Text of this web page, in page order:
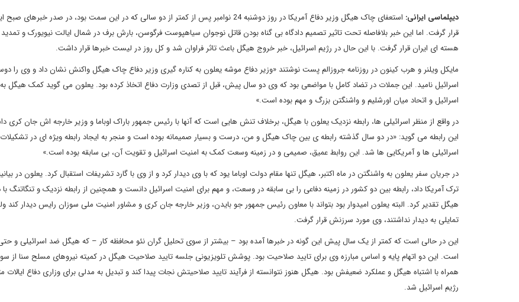
دیپلماسی ایرانی:
استعفای چاک هیگل وزیر دفاع آمریکا در روز دوشنبه 24 نوامبر پس از کمتر از دو سالی که در این سمت بود، در صدر
قرار گرفت. اما این خبر بلافاصله تحت تاثیر تصمیم دادگاه بی گناه بودن قاتل نوجوان سیاهپوست فرگوسن، بارش برف در شمال ایالت نیویورک و
هسته ای ایران قرار گرفت. با این حال در رژیم اسرائیل، خبر خروج هیگل باعث تاثر فراوان شد و کل روز در لیست خبرها قرار داشت.
مایکل ویلنر و هرب کینون در روزنامه جروزالم پست نوشتند «وزیر دفاع موشه یعلون به کناره گیری وزیر دفاع چاک هیگل واکنش نشان داد و وی را
اسرائیل نامید. این جملات در تضاد کامل با مواضعی بود که وی دو سال پیش، قبل از تصدی وزارت دفاع اتخاذ کرده بود. یعلون می گوید کمک هیگل
اسرائیل و اتحاد میان اورشلیم و واشنگتن بزرگ و مهم بوده است.»
در واقع از منظر اسرائیلی ها، رابطه نزدیک یعلون با هیگل، برخلاف تنش هایی است که آنها با رئیس جمهور باراک اوباما و وزیر خارجه اش جان کری
این رابطه می گوید: «در دو سال گذشته رابطه ی بین چاک هیگل و من، درست و بسیار صمیمانه بوده است و منجر به ایجاد رابطه ویژه ای در تشکیلات
اسرائیلی ها و آمریکایی ها شد. این روابط عمیق، صمیمی و در زمینه وسعت کمک به امنیت اسرائیل و تقویت آن، بی سابقه بوده است.»
در جریان سفر یعلون به واشنگتن در ماه اکتبر، هیگل تنها مقام دولت اوباما یود که با وی دیدار کرد و از وی با گارد تشریفات استقبال کرد. یعلون در
ترک آمریکا داد، رابطه بین دو کشور در زمینه دفاعی را بی سابقه در وسعت، و مهم برای امنیت اسرائیل دانست و همچنین از رابطه نزدیک و
هیگل تقدیر کرد. البته یعلون امیدوار بود بتواند با معاون رئیس جمهور جو بایدن، وزیر خارجه جان کری و مشاور امنیت ملی سوزان رایس دیدار کند
تمایلی به دیدار نداشتند، وی مورد سرزنش قرار گرفت.
این در حالی است که کمتر از یک سال پیش این گونه در خبرها آمده بود – بیشتر از سوی تحلیل گران نئو محافظه کار – که هیگل ضد اسرائیلی و
است. این دو اتهام پایه و اساس مبارزه وی برای تایید صلاحیت بود. پوشش تلویزیونی جلسه تایید صلاحیت هیگل در کمیته نیروهای مسلح سنا از
همراه با اشتباه هیگل و عملکرد ضعیفش بود. هیگل هنوز نتوانسته از فرآیند تایید صلاحیتش نجات پیدا کند و تبدیل به مدلی برای وزاری دفاع
رژیم اسرائیل شد.